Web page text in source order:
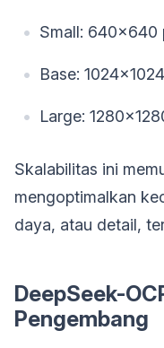
Small: 640×640
Base:
Large:
Skalabilitas ini
mengoptimalkan
daya, atau detail,
DeepSeek-
Pengembang